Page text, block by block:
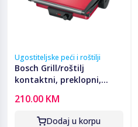
Ugostiteljske peći i roštilji
Bosch Grill/roštilj
kontaktni, preklopni,
210.00 KM
Dodaj u korpu